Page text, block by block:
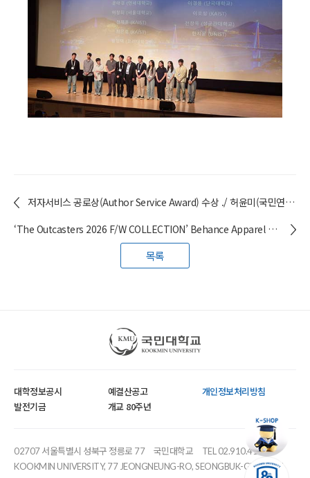
저자서비스 공로상(Author Service Award) 수상 ./ 허윤미(국민연구원) 특임교수
‘The Outcasters 2026 F/W COLLECTION’ Behance Apparel 갤러리 선정 / 조형대학 학생들
목록
국민대학교
대학정보공시 예결산공고
개인정보처리방침
발전기금
개교 80주년
02707 서울특별시 성북구 정릉로 77 국민대학교
TEL 02.910.4114
KOOKMIN UNIVERSITY, 77 JEONGNEUNG-RO, SEONGBUK-GU, SEOUL,